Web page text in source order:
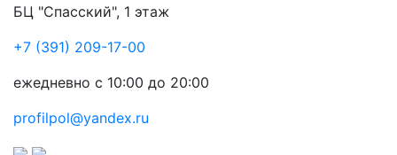
БЦ "Спасский", 1 этаж
+7 (391) 209-17-00
ежедневно с 10:00 до 20:00
profilpol@yandex.ru